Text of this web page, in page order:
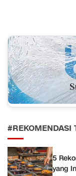
#REKOMENDASI
5
yang